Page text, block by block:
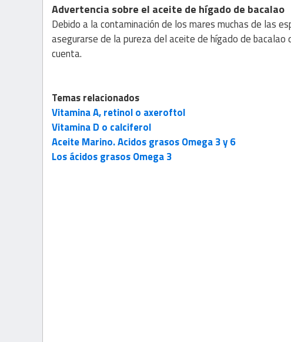
Advertencia sobre el aceite de hígado de bacalao
Debido a la contaminación de los mares muchas de las
asegurarse de la pureza del aceite de hígado de
cuenta.
Temas relacionados
Vitamina A, retinol o axeroftol
Vitamina D o calciferol
Aceite Marino. Acidos grasos Omega 3 y 6
Los ácidos grasos Omega 3